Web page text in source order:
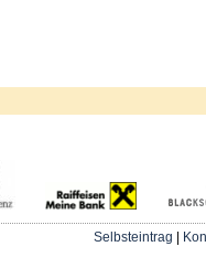
Selbsteintrag